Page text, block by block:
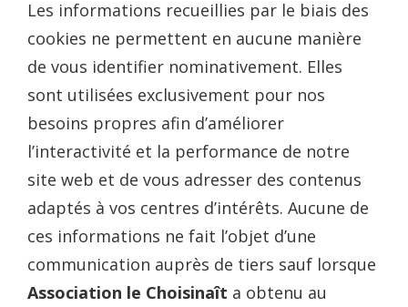
Les informations recueillies par le biais des
cookies ne permettent en aucune manière
de vous identifier nominativement. Elles
sont utilisées exclusivement pour nos
besoins propres afin d’améliorer
l’interactivité et la performance de notre
site web et de vous adresser des contenus
adaptés à vos centres d’intérêts. Aucune de
ces informations ne fait l’objet d’une
communication auprès de tiers sauf lorsque
Association le Choisinaît a obtenu au